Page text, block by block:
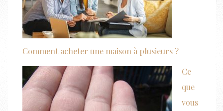
Comment acheter une maison à plusieurs ?
Ce
que
vous